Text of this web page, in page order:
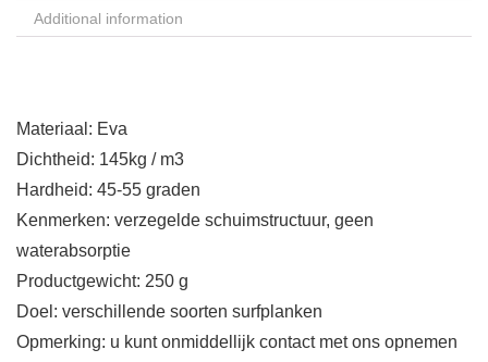
Additional information
Materiaal: Eva
Dichtheid: 145kg / m3
Hardheid: 45-55 graden
Kenmerken: verzegelde schuimstructuur, geen
waterabsorptie
Productgewicht: 250 g
Doel: verschillende soorten surfplanken
Opmerking: u kunt onmiddellijk contact met ons opnemen